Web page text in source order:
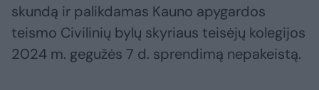
skundą ir palikdamas Kauno apygardos
teismo Civilinių bylų skyriaus teisėjų kolegijos
2024 m. gegužės 7 d. sprendimą nepakeistą.